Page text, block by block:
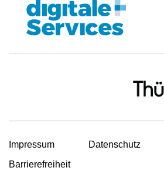
Impressum
Datenschutz
Barrierefreiheit